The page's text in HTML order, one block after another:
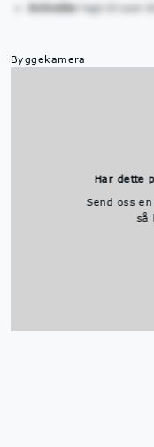
Schindler
lagt til som
Byggekamera
Har dette
Send oss
så